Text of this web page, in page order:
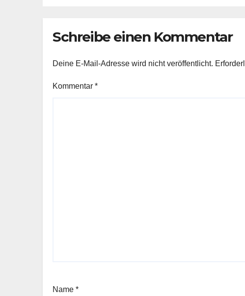
Schreibe einen Kommentar
Deine E-Mail-Adresse wird nicht veröffentlicht.
Kommentar *
Name *